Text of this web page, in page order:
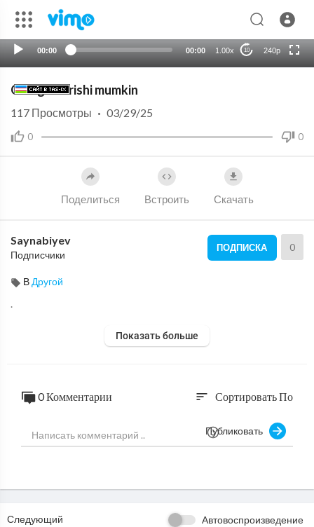
00:00 00:00 1.00x 10 240p
HD
Olimga borishi mumkin
0 0
117 Просмотры · 03/29/25
Поделиться Встроить Скачать
Saynabiyev
Подписчики
ПОДПИСКА 0
В Другой
.
Показать больше
0 Комментарии sort Сортировать По
Публиковать
Следующий Автовоспроизведение